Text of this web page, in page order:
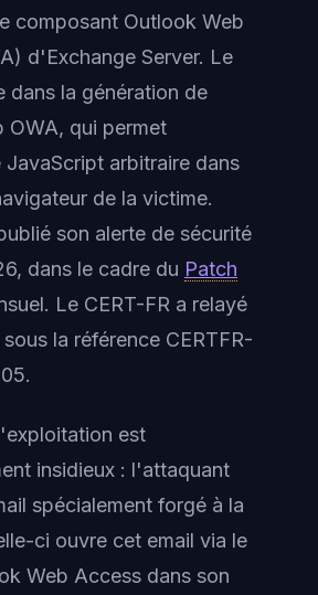
composant Outlook Web
d'Exchange Server. Le
dans la génération de
OWA, qui permet
arbitraire dans
de la victime.
son alerte de sécurité
dans le cadre du Patch
Le CERT-FR a relayé
la référence CERTFR-
est
insidieux : l'attaquant
spécialement forgé à la
ci ouvre cet email via le
Web Access dans son